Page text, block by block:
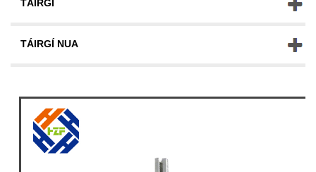
TÁIRGÍ
TÁIRGÍ NUA